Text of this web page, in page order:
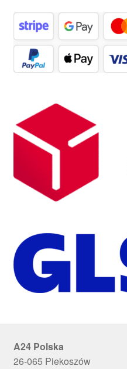
A24 Polska
26-065 Piekoszów